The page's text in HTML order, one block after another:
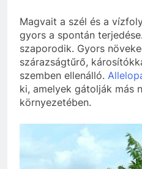
Magvait a szél és a
gyors a spontán
szaporodik. Gyors
szárazságtűrő,
szemben ellenálló.
ki, amelyek gátolják más
környezetében.